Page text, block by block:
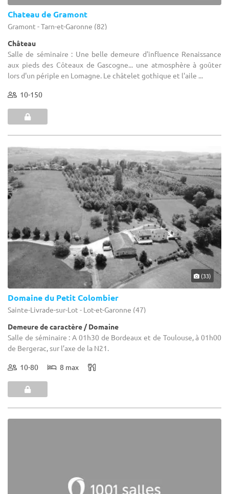
Chateau de Gramont
Gramont - Tarn-et-Garonne (82)
Château
Salle de séminaire : Une belle demeure d'influence Renaissance
aux pieds des Côteaux de Gascogne... une atmosphère à goûter
lors d'un périple en Lomagne. Le châtelet gothique et l'aile ...
10-150
(33)
Domaine du Petit Colombier
Sainte-Livrade-sur-Lot - Lot-et-Garonne (47)
Demeure de caractère / Domaine
Salle de séminaire : A 01h30 de Bordeaux et de Toulouse, à 01h00
de Bergerac, sur l’axe de la N21.
10-80 8 max